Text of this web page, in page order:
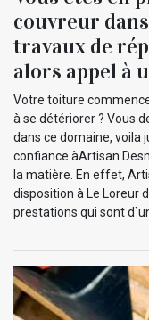
couvreur
travaux de
alors appel à
Votre toiture
à se détériorer ? Vous
dans ce domaine, voila
confiance àArtisan
la matière. En effet,
disposition à Le Loreur
prestations qui sont